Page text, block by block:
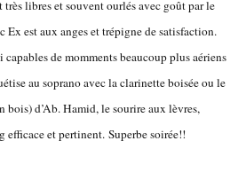
libres et souvent ourlés avec goût par le
Ex est aux anges et trépigne de satisfaction.
capables de momments beaucoup plus aériens
au soprano avec la clarinette boisée ou le
bois) d’Ab. Hamid, le sourire aux lèvres,
et pertinent. Superbe soirée!!